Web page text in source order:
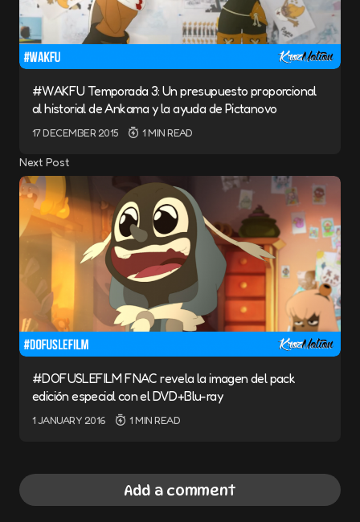
#WAKFU Temporada 3: Un presupuesto proporcional
al historial de Ankama y la ayuda de Pictanovo
17 DECEMBER 2015 1 MIN READ
Next Post
#DOFUSLEFILM FNAC revela la imagen del pack
edición especial con el DVD+Blu-ray
1 JANUARY 2016 1 MIN READ
Add a comment